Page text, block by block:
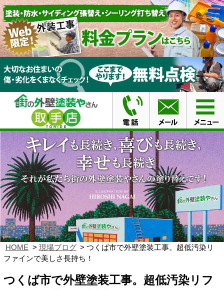
HOME 現場ブログ
つくば市で外壁塗装工事。超低汚染リ
ファインで美しさ長持ち！
つくば市で外壁塗装工事。超低汚染リフ